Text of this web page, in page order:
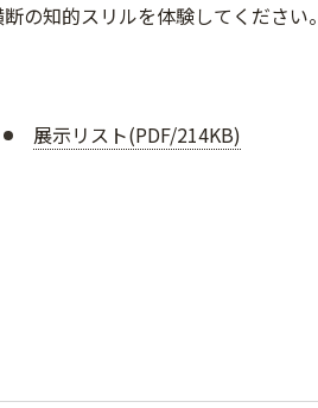
の知的スリルを体験してください。
展示リスト(PDF/214KB)